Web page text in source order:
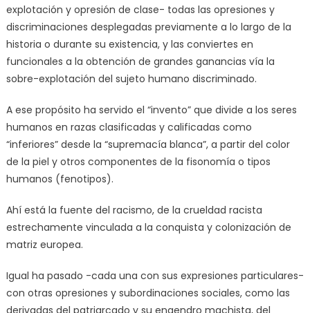
explotación y opresión de clase- todas las opresiones y
discriminaciones desplegadas previamente a lo largo de la
historia o durante su existencia, y las conviertes en
funcionales a la obtención de grandes ganancias vía la
sobre-explotación del sujeto humano discriminado.
A ese propósito ha servido el “invento” que divide a los seres
humanos en razas clasificadas y calificadas como
“inferiores” desde la “supremacía blanca”, a partir del color
de la piel y otros componentes de la fisonomía o tipos
humanos (fenotipos).
Ahí está la fuente del racismo, de la crueldad racista
estrechamente vinculada a la conquista y colonización de
matriz europea.
Igual ha pasado -cada una con sus expresiones particulares-
con otras opresiones y subordinaciones sociales, como las
derivadas del patriarcado y su engendro machista, del